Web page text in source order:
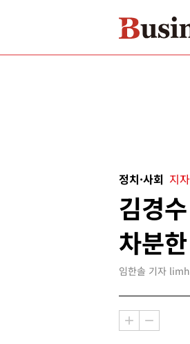
정치·사회 지
김경
차분
임한솔 기자